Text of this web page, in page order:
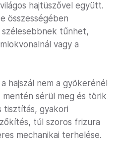
hajtüszővel együtt.
összességében
tűnhet,
vagy a
hajszál nem a gyökerénél
mentén sérül meg és törik
tisztítás, gyakori
túl szoros frizura
mechanikai terhelése.